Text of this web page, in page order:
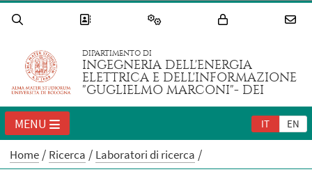
DIPARTIMENTO DI
INGEGNERIA DELL'ENERGIA
ELETTRICA E DELL'INFORMAZIONE
"GUGLIELMO MARCONI"- DEI
IT EN
MENU
Home Ricerca Laboratori di ricerca